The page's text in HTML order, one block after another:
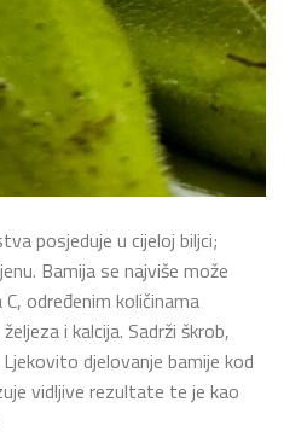
posjeduje u cijeloj biljci;
Bamija se najviše može
određenim količinama
i kalcija. Sadrži škrob,
djelovanje bamije kod
vidljive rezultate te je kao